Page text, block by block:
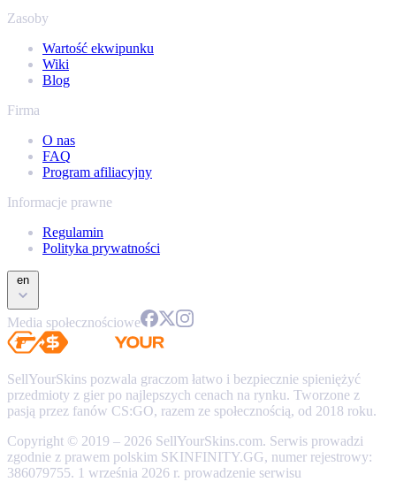
Zasoby
Wartość ekwipunku
Wiki
Blog
Firma
O nas
FAQ
Program afiliacyjny
Informacje prawne
Regulamin
Polityka prywatności
en
Media społecznościowe
SellYourSkins pozwala graczom łatwo i bezpiecznie spieniężyć
przedmioty z gier po najlepszych cenach na rynku. Tworzone z
pasją przez fanów CS:GO, razem ze społecznością, od 2018 roku.
Copyright © 2019 – 2026 SellYourSkins.com. Serwis prowadzi
zgodnie z prawem polskim SKINFINITY.GG, numer rejestrowy:
386079755. 1 września 2026 r. prowadzenie serwisu